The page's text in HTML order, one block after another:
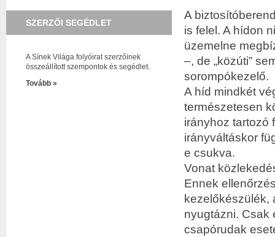
SZERZŐI SEGÉDLET
A Sínek Világa folyóirat szerzőinek
összeállított szempontok és segédlet.
Tovább »
A
is felel. A hídon
üzemelne
–, de „közúti”
sorompókezelő.
A híd mindkét
természetesen
irányhoz tartozó
irányváltáskor
e csukva.
Vonat
Ennek
kezelőkészülék,
nyugtázni. Csak
csapórudak